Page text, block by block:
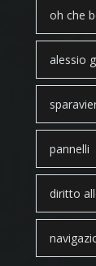
oh che
alessio
pannelli
diritto